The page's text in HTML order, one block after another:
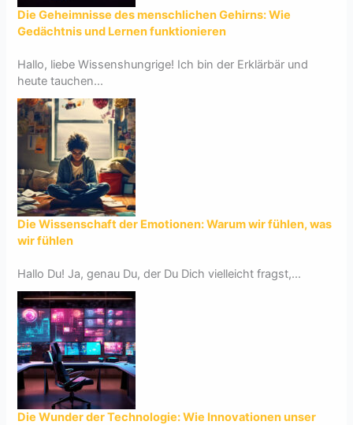
Die Geheimnisse des menschlichen Gehirns: Wie
Gedächtnis und Lernen funktionieren
Hallo, liebe Wissenshungrige! Ich bin der Erklärbär und
heute tauchen...
Die Wissenschaft der Emotionen: Warum wir fühlen, was
wir fühlen
Hallo Du! Ja, genau Du, der Du Dich vielleicht fragst,...
Die Wunder der Technologie: Wie Innovationen unser